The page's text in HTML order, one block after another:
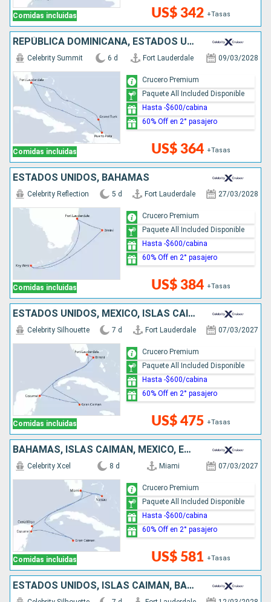
Comidas incluidas US$ 342 +Tasas
REPÚBLICA DOMINICANA, ESTADOS UNIDOS
Comidas incluidas
Celebrity Summit 6 d Fort Lauderdale 09/03/2028
US$ 364 +Tasas
Crucero Premium
Paquete All Included Disponible
Hasta -$600/cabina
60% Off en 2° pasajero
ESTADOS UNIDOS, BAHAMAS
Comidas incluidas
Celebrity Reflection 5 d Fort Lauderdale 27/03/2028
US$ 384 +Tasas
Crucero Premium
Paquete All Included Disponible
Hasta -$600/cabina
60% Off en 2° pasajero
ESTADOS UNIDOS, MÉXICO, ISLAS CAIMÁN, BAHAMAS
Comidas incluidas
Celebrity Silhouette 7 d Fort Lauderdale 07/03/2027
US$ 475 +Tasas
Crucero Premium
Paquete All Included Disponible
Hasta -$600/cabina
60% Off en 2° pasajero
BAHAMAS, ISLAS CAIMÁN, MÉXICO, ESTADOS UNIDOS
Comidas incluidas
Celebrity Xcel 8 d Miami 07/03/2027
US$ 581 +Tasas
Crucero Premium
Paquete All Included Disponible
Hasta -$600/cabina
60% Off en 2° pasajero
ESTADOS UNIDOS, ISLAS CAIMÁN, BAHAMAS